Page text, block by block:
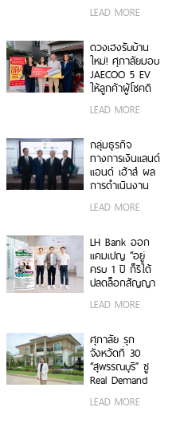
ต้นทุนทางการ
ตลาดอสังหาฯ
LEAD MORE
ดวงเฮงรับบ้าน
ใหม่! ศุภาลัยมอบ
JAECOO 5 EV
ให้ลูกค้าผู้โชคดี
พิเศษ “UNLOCK
ล็อกชีวิตที่เลือก
ได้”
LEAD MORE
กลุ่มธุรกิจ
ทางการเงินแลนด์
แอนด์ เฮ้าส์ ผล
การดำเนินงาน
กำไรสุทธิ 1,538.6
37.3% สินเชื่อโต
6.7%
LEAD MORE
LH Bank ออก
แคมเปญ “อยู่
ครบ 1 ปี ก็รีได้
ปลดล็อกสัญญา
เพิ่มทางเลือกใน
ดอกเบี้ย
LEAD MORE
ศุภาลัย รุก
จังหวัดที่ 30
“สุพรรณบุรี” ชู
Real Demand
มากกว่าบ้าน เปิด
LEAD MORE